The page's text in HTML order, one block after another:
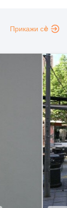
Прикажи сè